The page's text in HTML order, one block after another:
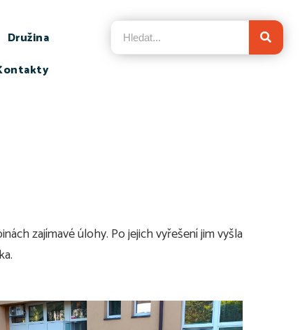
Družina
zajímavé úlohy. Po jejich vyřešení jim vyšla